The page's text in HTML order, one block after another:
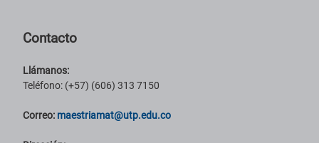
Contacto
Llámanos:
Teléfono: (+57) (606) 313 7150
Correo: maestriamat@utp.edu.co